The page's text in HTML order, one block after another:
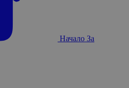
Начало За